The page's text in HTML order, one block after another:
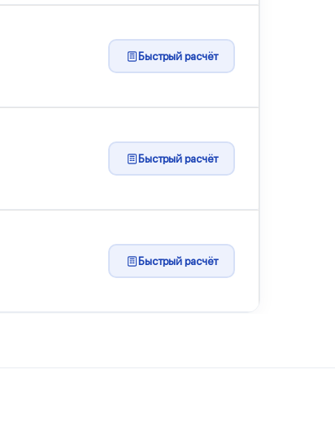
Быстрый расчёт
Быстрый расчёт
Быстрый расчёт